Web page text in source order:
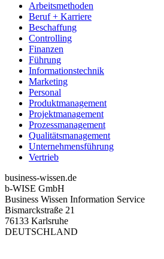
Arbeitsmethoden
Beruf + Karriere
Beschaffung
Controlling
Finanzen
Führung
Informationstechnik
Marketing
Personal
Produktmanagement
Projektmanagement
Prozessmanagement
Qualitätsmanagement
Unternehmensführung
Vertrieb
business-wissen.de
b-WISE GmbH
Business Wissen Information Service
Bismarckstraße 21
76133 Karlsruhe
DEUTSCHLAND